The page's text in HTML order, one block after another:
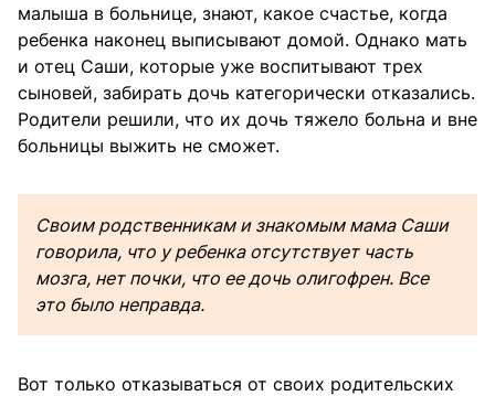
малыша в больнице, знают, какое счастье, когда
ребенка наконец выписывают домой. Однако мать
и отец Саши, которые уже воспитывают трех
сыновей, забирать дочь категорически отказались.
Родители решили, что их дочь тяжело больна и вне
больницы выжить не сможет.
Своим родственникам и знакомым мама Саши
говорила, что у ребенка отсутствует часть
мозга, нет почки, что ее дочь олигофрен. Все
это было неправда.
Вот только отказываться от своих родительских